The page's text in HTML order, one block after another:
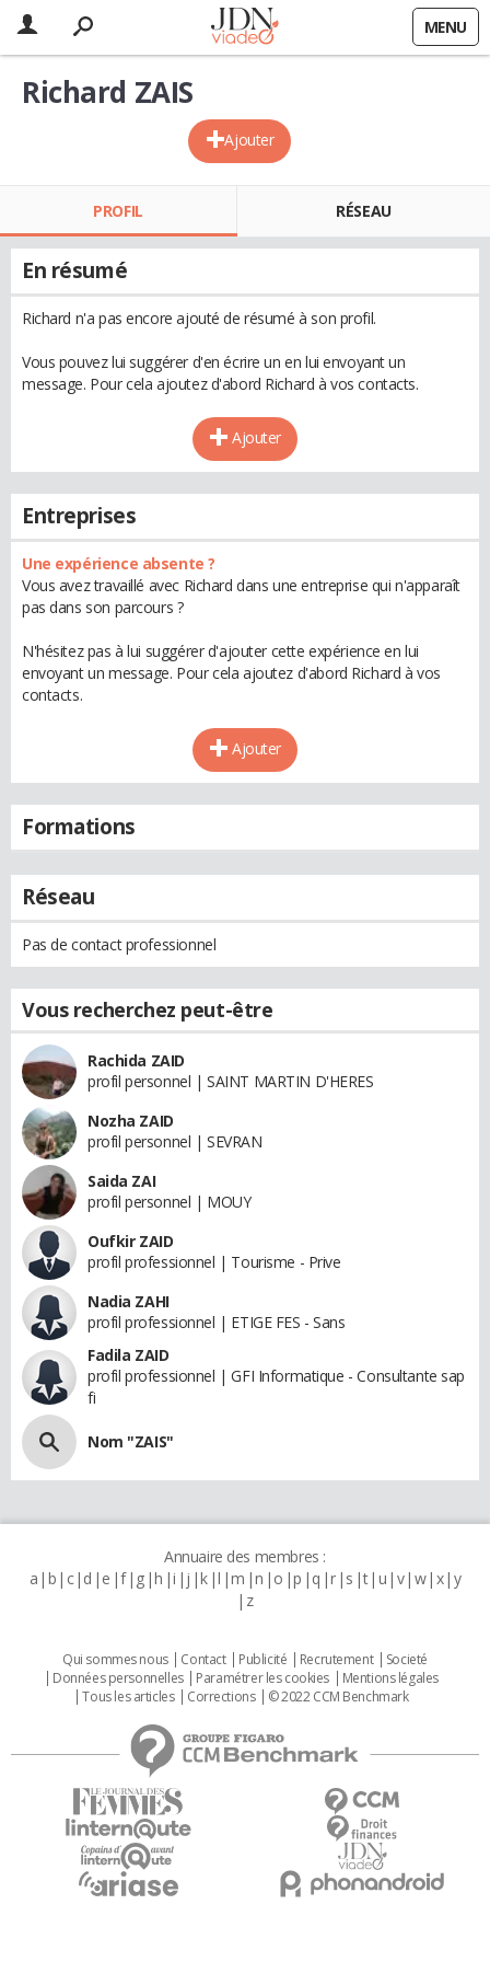
MENU
Ajouter
Richard ZAIS
PROFIL RÉSEAU
En résumé
Richard n'a pas encore ajouté de résumé à son profil.
Vous pouvez lui suggérer d'en écrire un en lui envoyant un
message. Pour cela ajoutez d'abord Richard à vos contacts.
Ajouter
Entreprises
Une expérience absente ?
Vous avez travaillé avec Richard dans une entreprise qui n'apparaît
pas dans son parcours ?
N'hésitez pas à lui suggérer d'ajouter cette expérience en lui
envoyant un message. Pour cela ajoutez d'abord Richard à vos
contacts.
Ajouter
Formations
Réseau
Pas de contact professionnel
Vous recherchez peut-être
Rachida ZAID
profil personnel | SAINT MARTIN D'HERES
Nozha ZAID
profil personnel | SEVRAN
Saida ZAI
profil personnel | MOUY
Oufkir ZAID
profil professionnel | Tourisme - Prive
Nadia ZAHI
profil professionnel | ETIGE FES - Sans
Fadila ZAID
profil professionnel | GFI Informatique - Consultante sap
fi
Nom "ZAIS"
Annuaire des membres :
a b c d e f g h i j k l m n o p q r s t u v w x y
z
Qui sommes nous Contact Publicité Recrutement
Societé
Données personnelles
Paramétrer les cookies
Mentions légales
Tous les articles
Corrections © 2022 CCM Benchmark